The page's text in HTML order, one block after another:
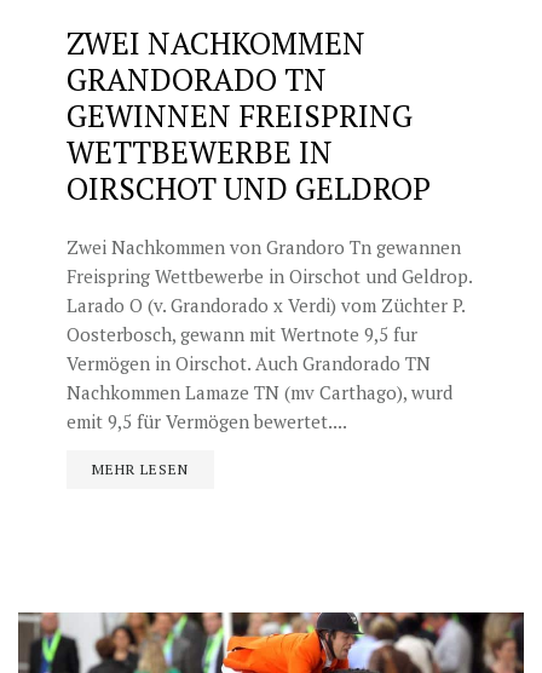
ZWEI NACHKOMMEN
GRANDORADO TN
GEWINNEN FREISPRING
WETTBEWERBE IN
OIRSCHOT UND GELDROP
Zwei Nachkommen von Grandoro Tn gewannen
Freispring Wettbewerbe in Oirschot und Geldrop.
Larado O (v. Grandorado x Verdi) vom Züchter P.
Oosterbosch, gewann mit Wertnote 9,5 fur
Vermögen in Oirschot. Auch Grandorado TN
Nachkommen Lamaze TN (mv Carthago), wurd
emit 9,5 für Vermögen bewertet....
MEHR LESEN